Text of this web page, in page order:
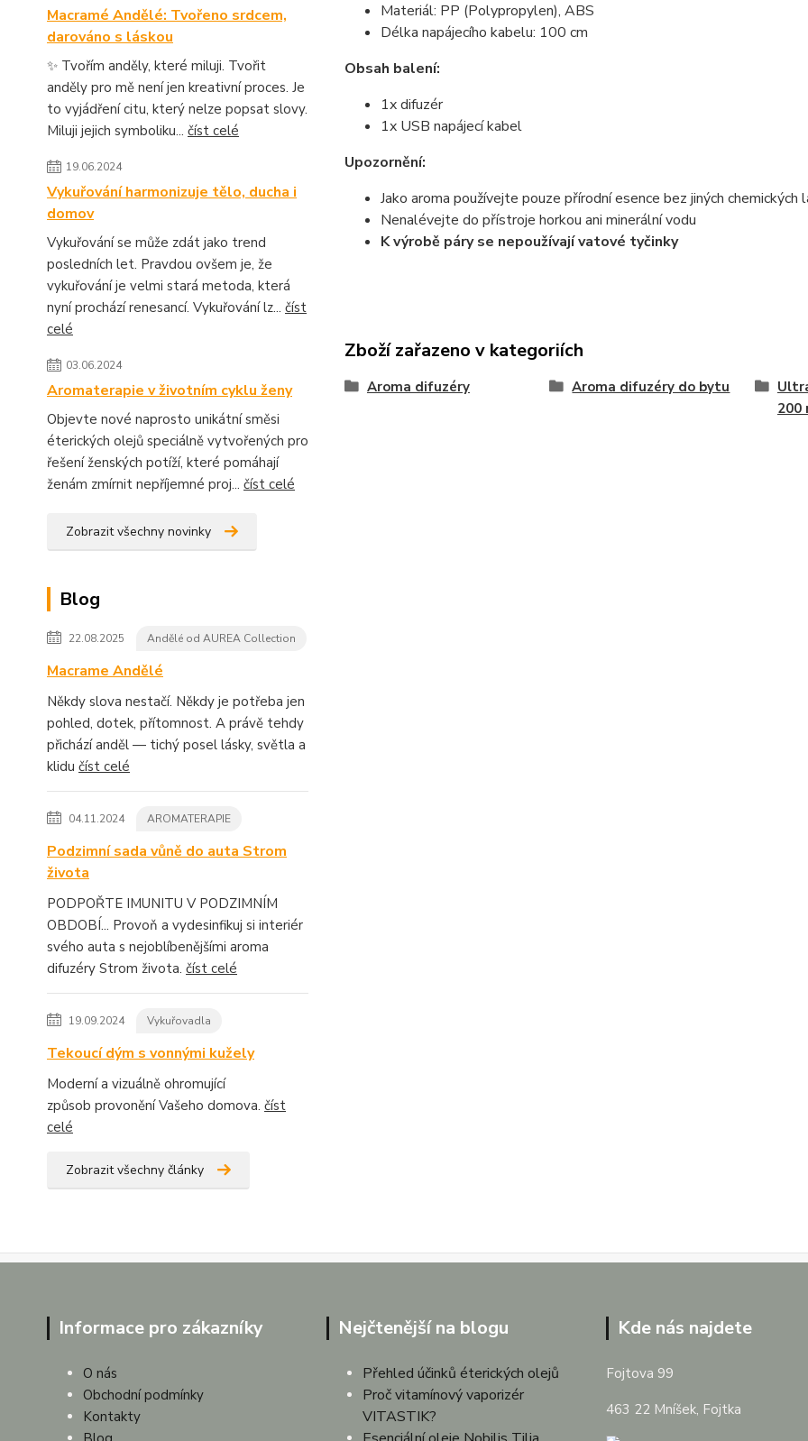
Macramé Andělé: Tvořeno srdcem,
darováno s láskou
✨ Tvořím anděly, které miluji. Tvořit
anděly pro mě není jen kreativní proces. Je
to vyjádření citu, který nelze popsat slovy.
Miluji jejich symboliku... číst celé
19.06.2024
Vykuřování harmonizuje tělo, ducha i
domov
Vykuřování se může zdát jako trend
posledních let. Pravdou ovšem je, že
vykuřování je velmi stará metoda, která
nyní prochází renesancí. Vykuřování lz... číst
celé
03.06.2024
Aromaterapie v životním cyklu ženy
Objevte nové naprosto unikátní směsi
éterických olejů speciálně vytvořených pro
řešení ženských potíží, které pomáhají
ženám zmírnit nepříjemné proj... číst celé
Zobrazit všechny novinky
Blog
22.08.2025 Andělé od AUREA Collection
Macrame Andělé
Někdy slova nestačí. Někdy je potřeba jen
pohled, dotek, přítomnost. A právě tehdy
přichází anděl — tichý posel lásky, světla a
klidu číst celé
04.11.2024 AROMATERAPIE
Podzimní sada vůně do auta Strom
života
PODPOŘTE IMUNITU V PODZIMNÍM
OBDOBÍ... Provoň a vydesinfikuj si interiér
svého auta s nejoblíbenějšími aroma
difuzéry Strom života. číst celé
19.09.2024 Vykuřovadla
Tekoucí dým s vonnými kužely
Moderní a vizuálně ohromující
způsob provonění Vašeho domova. číst
celé
Zobrazit všechny články
Materiál: PP (Polypropylen), ABS
Délka napájecího kabelu: 100 cm
Obsah balení:
1x difuzér
1x USB napájecí kabel
Upozornění:
Jako aroma používejte pouze přírodní esence bez jiných chemických
Nenalévejte do přístroje horkou ani minerální vodu
K výrobě páry se nepoužívají vatové tyčinky
Zboží zařazeno v kategoriích
Aroma difuzéry Aroma difuzéry do bytu
200
Informace pro zákazníky
O nás
Obchodní podmínky
Kontakty
Nejčtenější na blogu
Přehled účinků éterických olejů
Proč vitamínový vaporizér
VITASTIK?
Kde nás najdete
Fojtova 99
463 22 Mníšek, Fojtka